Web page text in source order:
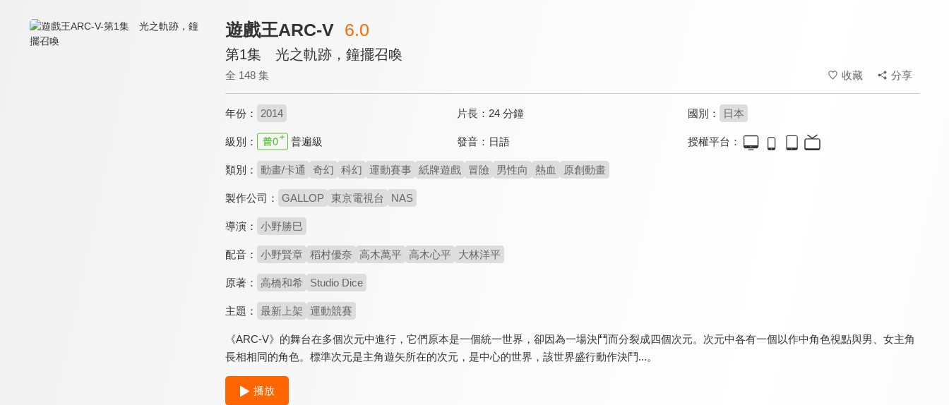
9.2
我的英雄學院 第六季
全 138 集
9.3
黃泉使者 8.3
陰陽迴天 Re:Birth Verse
遊戲王ARC-V 6.0
第1集 光之軌跡，鐘擺召喚
全 148 集 收藏 分享
年份： 2014 片長： 24 分鐘 國別： 日本
級別： 普遍級 發音： 日語 授權平台：
類別： 動畫/卡通 奇幻 科幻 運動賽事 紙牌遊戲 冒險 男性向 熱血 原創動畫
製作公司： GALLOP 東京電視台 NAS
導演： 小野勝巳
配音： 小野賢章 稻村優奈 高木萬平 高木心平 大林洋平
原著： 高橋和希 Studio Dice
主題： 最新上架 運動競賽
《ARC-V》的舞台在多個次元中進行，它們原本是一個統一世界，卻因為一場決鬥而分裂成四個次元。次元中各有一個以作中角色視點與男、女主角
長相相同的角色。標準次元是主角遊矢所在的次元，是中心的世界，該世界盛行動作決鬥...。
播放